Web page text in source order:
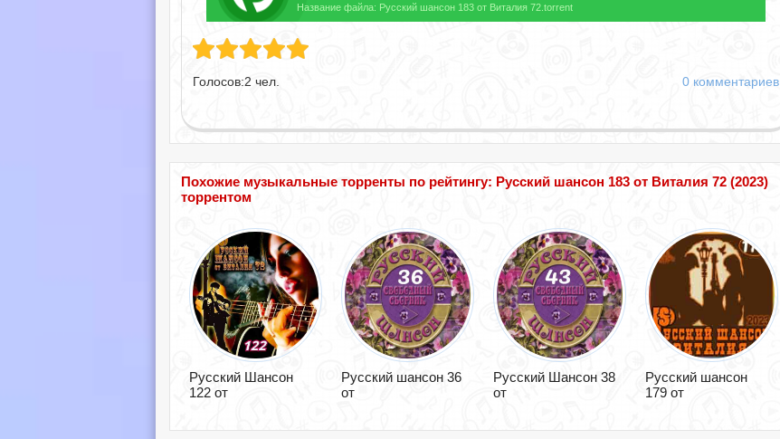
Название файла: Русский шансон 183 от Виталия 72.torrent
Голосов:2 чел. 0 комментариев
Похожие музыкальные торренты по рейтингу: Русский шансон 183 от Виталия 72 (2023)
торрентом
Русский Шансон
122 от
Русский шансон 36
от
Русский Шансон 38
от
Русский шансон
179 от